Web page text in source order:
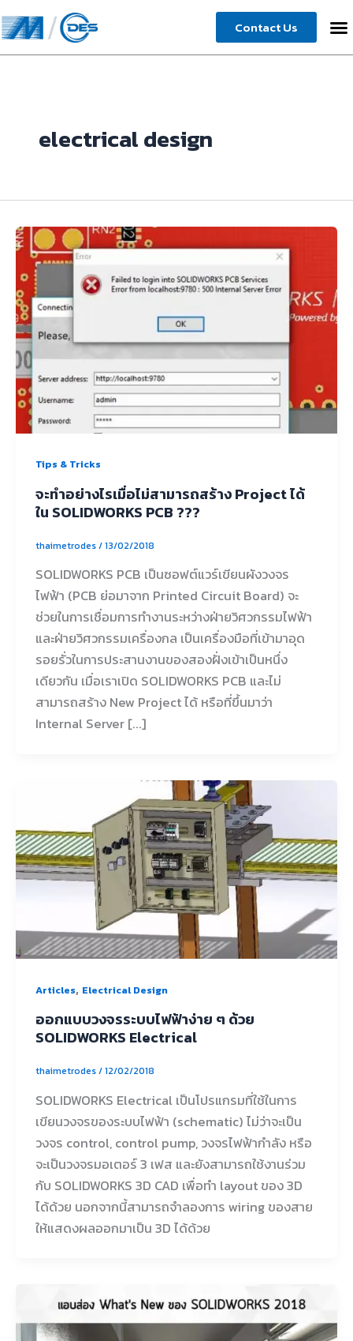
to
content
Contact Us
electrical design
Tips & Tricks
จะทำอย่างไรเมื่อไม่สามารถสร้าง Project ได้
ใน SOLIDWORKS PCB ???
thaimetrodes/13/02/2018
SOLIDWORKS PCB เป็นซอฟต์แวร์เขียนผังวงจร
ไฟฟ้า (PCB ย่อมาจาก Printed Circuit Board) จะ
ช่วยในการเชื่อมการทำงานระหว่างฝ่ายวิศวกรรมไฟฟ้า
และฝ่ายวิศวกรรมเครื่องกล เป็นเครื่องมือที่เข้ามาอุด
รอยรั่วในการประสานงานของสองฝั่งเข้าเป็นหนึ่ง
เดียวกัน เมื่อเราเปิด SOLIDWORKS PCB และไม่
สามารถสร้าง New Project ได้ หรือที่ขึ้นมาว่า
Internal Server [...]
Articles, Electrical Design
ออกแบบวงจรระบบไฟฟ้าง่าย ๆ ด้วย
SOLIDWORKS Electrical
thaimetrodes/12/02/2018
SOLIDWORKS Electrical เป็นโปรแกรมที่ใช้ในการ
เขียนวงจรของระบบไฟฟ้า (schematic) ไม่ว่าจะเป็น
วงจร control, control pump, วงจรไฟฟ้ากำลัง หรือ
จะเป็นวงจรมอเตอร์ 3 เฟส และยังสามารถใช้งานร่วม
กับ SOLIDWORKS 3D CAD เพื่อทำ layout ของ 3D
ได้ด้วย นอกจากนี้สามารถจำลองการ wiring ของสาย
ให้แสดงผลออกมาเป็น 3D ได้ด้วย